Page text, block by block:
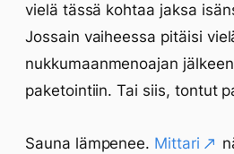
vielä tässä kohtaa jaksa
Jossain vaiheessa pitäisi
nukkumaanmenoajan
paketointiin. Tai siis, tontut
Sauna lämpenee. Mittari